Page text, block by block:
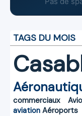
TAGS DU MOIS
commerciaux
aviation Aéroports